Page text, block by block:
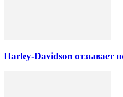
Harley-Davidson отзывает